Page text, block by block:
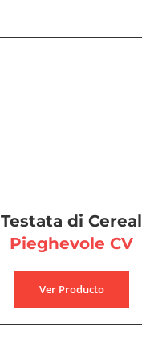
Testata di Cereal
Pieghevole CV
Ver Producto